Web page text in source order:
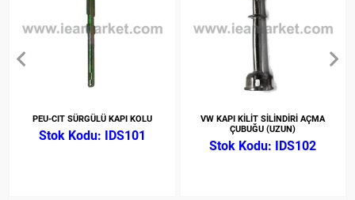
PEU-CIT SÜRGÜLÜ KAPI KOLU
IDS101
VW KAPI KİLİT SİLİNDİRİ AÇMA
ÇUBUĞU (UZUN)
IDS102